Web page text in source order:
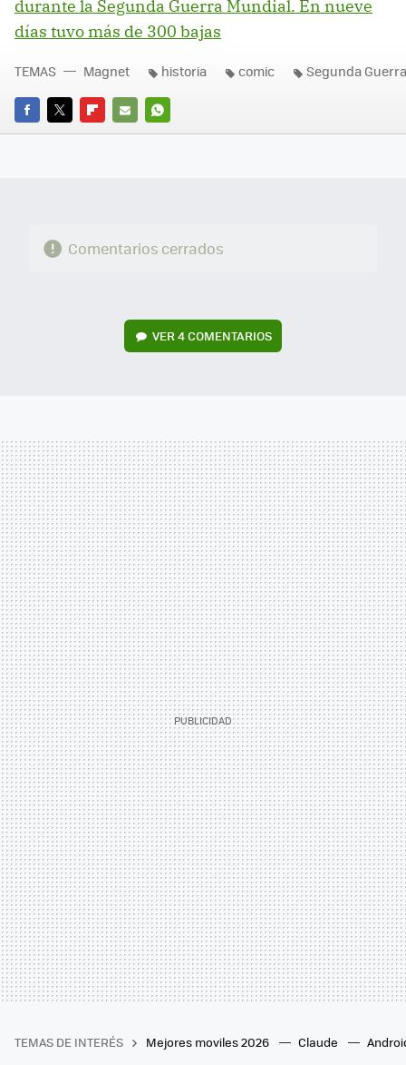
durante la Segunda Guerra Mundial. En nueve
días tuvo más de 300 bajas
FACEBOOK
TWITTERFLIPBOARD
E-
WHATSAPP
TEMAS Magnet historia comic Segunda
Comentarios cerrados
VER 4 COMENTARIOS
TEMAS DE INTERÉS Mejores moviles 2026 Claude